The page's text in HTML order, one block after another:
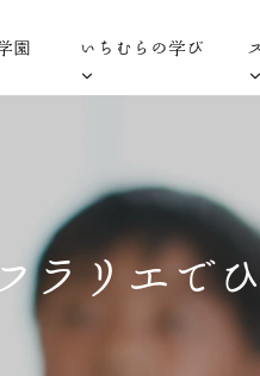
園 いちむらの学び
ラリエで